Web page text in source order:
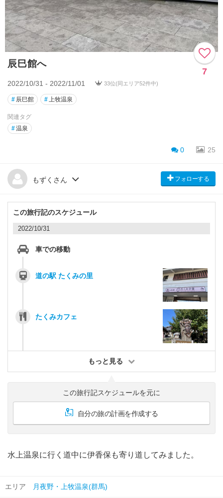
辰巳館へ
7
2022/10/31 - 2022/11/01 33位(同エリア52件中)
# 辰巳館 #上牧温泉
関連タグ
#温泉
0 25
もずくさん フォローする
この旅行記のスケジュール
2022/10/31
車での移動
道の駅 たくみの里
たくみカフェ
もっと見る
この旅行記スケジュールを元に
自分の旅の計画を作成する
水上温泉に行く道中に伊香保も寄り道してみました。
エリア 月夜野・上牧温泉(群馬)